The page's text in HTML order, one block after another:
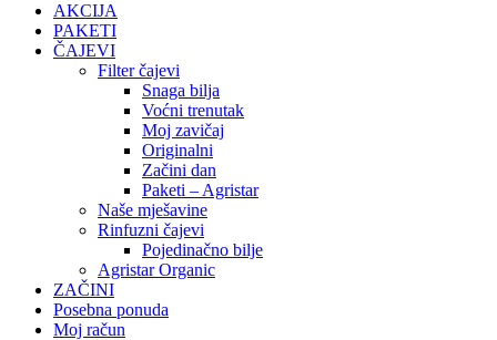
AKCIJA
PAKETI
ČAJEVI
Filter čajevi
Snaga bilja
Voćni trenutak
Moj zavičaj
Originalni
Začini dan
Paketi – Agristar
Naše mješavine
Rinfuzni čajevi
Pojedinačno bilje
Agristar Organic
ZAČINI
Posebna ponuda
Moj račun